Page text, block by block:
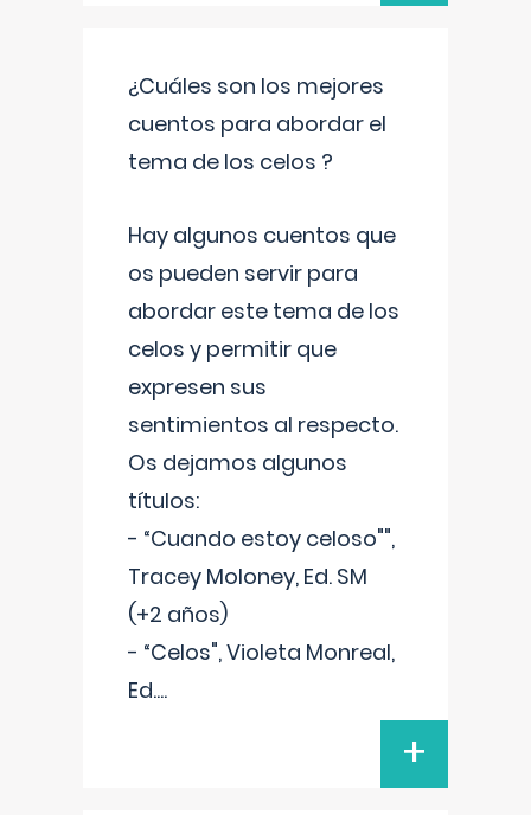
¿Cuáles son los mejores
cuentos para abordar el
tema de los celos ?
Hay algunos cuentos que
os pueden servir para
abordar este tema de los
celos y permitir que
expresen sus
sentimientos al respecto.
Os dejamos algunos
títulos:
- “Cuando estoy celoso"",
Tracey Moloney, Ed. SM
(+2 años)
- “Celos", Violeta Monreal,
Ed....
+